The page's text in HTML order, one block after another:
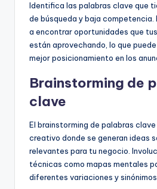
Identifica las palabras clave que
de búsqueda y baja
a encontrar oportunidades que
están aprovechando, lo que
mejor posicionamiento en los
Brainstorming de
clave
El brainstorming de palabras
creativo donde se generan ideas
relevantes para tu negocio.
técnicas como mapas mentales
diferentes variaciones y